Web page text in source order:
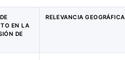
EN LA
DE
RELEVANCIA GEOGRÁFICA